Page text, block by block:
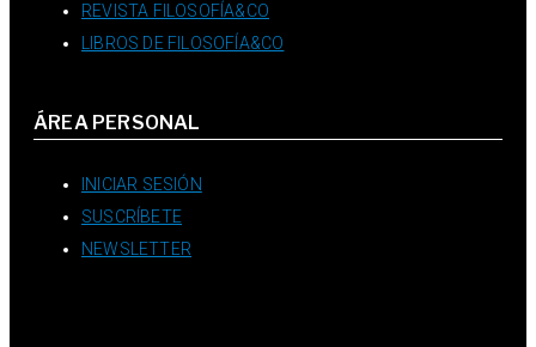
REVISTA FILOSOFÍA&CO
LIBROS DE FILOSOFÍA&CO
ÁREA PERSONAL
INICIAR SESIÓN
SUSCRÍBETE
NEWSLETTER